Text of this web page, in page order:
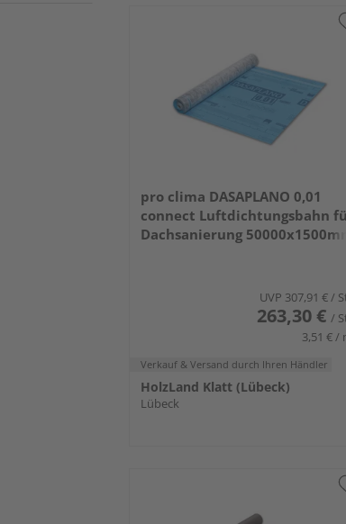
pro clima DASAPLANO 0,01
connect Luftdichtungsbahn
Dachsanierung
UVP 307,91 €/
263,30 € /
3,51 € /
Verkauf & Versand durch Ihren Händler
HolzLand Klatt (Lübeck)
Lübeck